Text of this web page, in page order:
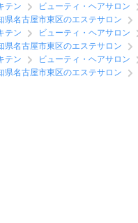
テン
ビューティ・ヘアサロン
県名古屋市東区のエステサロン
テン
ビューティ・ヘアサロン
県名古屋市東区のエステサロン
テン
ビューティ・ヘアサロン
県名古屋市東区のエステサロン